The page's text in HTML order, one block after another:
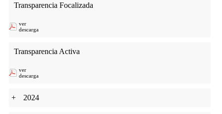
Transparencia Focalizada
ver
descarga
Transparencia Activa
ver
descarga
+ 2024